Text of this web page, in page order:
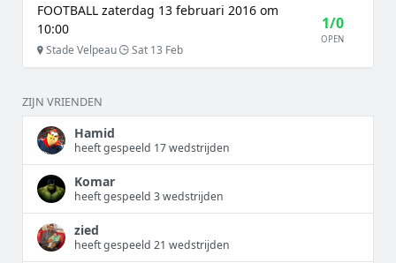
FOOTBALL zaterdag 13 februari 2016 om
10:00
Stade Velpeau Sat 13 Feb
1/0
OPEN
ZIJN VRIENDEN
Hamid
heeft gespeeld 17 wedstrijden
Komar
heeft gespeeld 3 wedstrijden
zied
heeft gespeeld 21 wedstrijden